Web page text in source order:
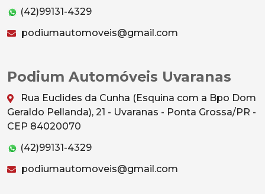
(42)99131-4329
podiumautomoveis@gmail.com
Podium Automóveis Uvaranas
Rua Euclides da Cunha (Esquina com a Bpo Dom
Geraldo Pellanda), 21 - Uvaranas - Ponta Grossa/PR -
CEP 84020070
(42)99131-4329
podiumautomoveis@gmail.com